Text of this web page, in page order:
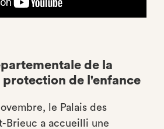
de la
de l'enfance
le Palais des
Brieuc a accueilli une